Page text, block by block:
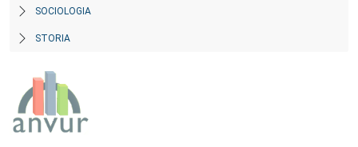
SOCIOLOGIA
STORIA